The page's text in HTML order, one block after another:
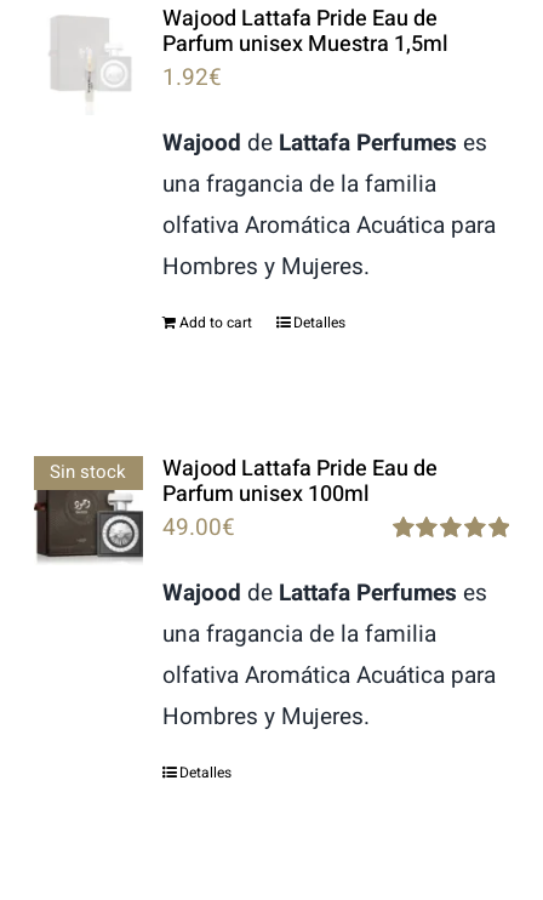
LATTAFA
MARCAS
Wajood Lattafa Pride Eau de
Parfum unisex Muestra 1,5ml
1.92€
Wajood de Lattafa Perfumes es
una fragancia de la familia
olfativa Aromática Acuática para
Hombres y Mujeres.
Add to cart Detalles
Sin stock Wajood Lattafa Pride Eau de
Parfum unisex 100ml
out of 5
49.00€
Wajood de Lattafa Perfumes es
una fragancia de la familia
olfativa Aromática Acuática para
Hombres y Mujeres.
Detalles